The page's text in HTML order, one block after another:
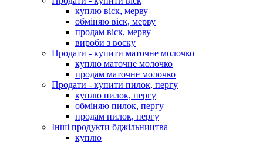
куплю віск, мерву
обміняю віск, мерву
продам віск, мерву
вироби з воску
Продати - купити маточне молочко
куплю маточне молочко
продам маточне молочко
Продати - купити пилок, пергу
куплю пилок, пергу
обміняю пилок, пергу
продам пилок, пергу
Інші продукти бджільництва
куплю